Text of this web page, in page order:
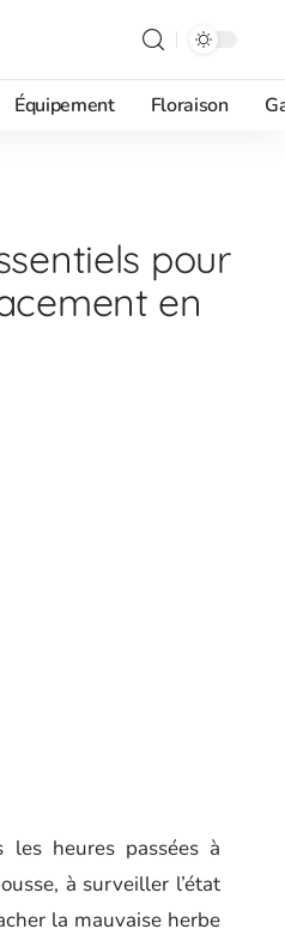
Équipement Floraison
pour
en
heures passées à
à surveiller l’état
la mauvaise herbe